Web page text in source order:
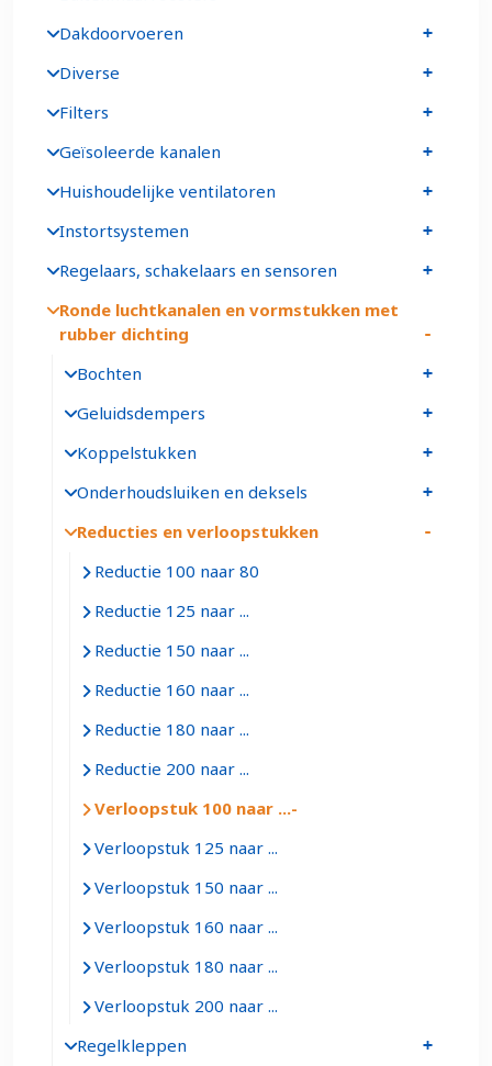
Dakdoorvoeren
Diverse
Filters
Geïsoleerde kanalen
Huishoudelijke ventilatoren
Instortsystemen
Regelaars, schakelaars en sensoren
Ronde luchtkanalen en vormstukken met
rubber dichting
Bochten
Geluidsdempers
Koppelstukken
Onderhoudsluiken en deksels
Reducties en verloopstukken
Reductie 100 naar 80
Reductie 125 naar ...
Reductie 150 naar ...
Reductie 160 naar ...
Reductie 180 naar ...
Reductie 200 naar ...
Verloopstuk 100 naar ...
Verloopstuk 125 naar ...
Verloopstuk 150 naar ...
Verloopstuk 160 naar ...
Verloopstuk 180 naar ...
Verloopstuk 200 naar ...
Regelkleppen